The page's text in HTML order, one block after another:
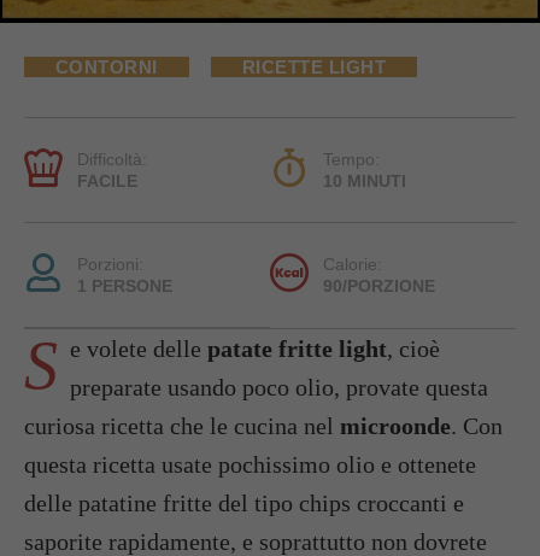
CONTORNI RICETTE LIGHT
Difficoltà:
FACILE
Tempo:
10 MINUTI
Porzioni:
1 PERSONE
Calorie:
90/PORZIONE
S e volete delle patate fritte light, cioè
preparate usando poco olio, provate questa
curiosa ricetta che le cucina nel microonde. Con
questa ricetta usate pochissimo olio e ottenete
delle patatine fritte del tipo chips croccanti e
saporite rapidamente, e soprattutto non dovrete